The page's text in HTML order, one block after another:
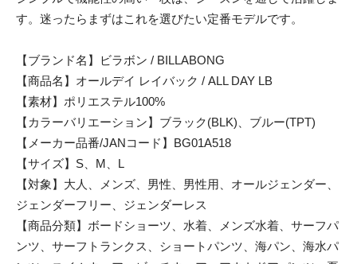
す。迷ったらまずはこれを選びたい定番モデルです。
【ブランド名】ビラボン / BILLABONG
【商品名】オールデイ レイバック / ALL DAY LB
【素材】ポリエステル100%
【カラーバリエーション】ブラック(BLK)、ブルー(TPT)
【メーカー品番/JANコード】BG01A518
【サイズ】S、M、L
【対象】大人、メンズ、男性、男性用、オールジェンダー、
ジェンダーフリー、ジェンダーレス
【商品分類】ボードショーツ、水着、メンズ水着、サーフパ
ンツ、サーフトランクス、ショートパンツ、海パン、海水パ